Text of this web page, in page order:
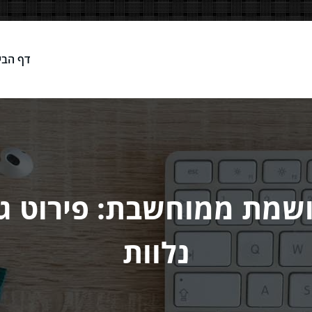
דף
ממוחשבת: פירוט
נלוות